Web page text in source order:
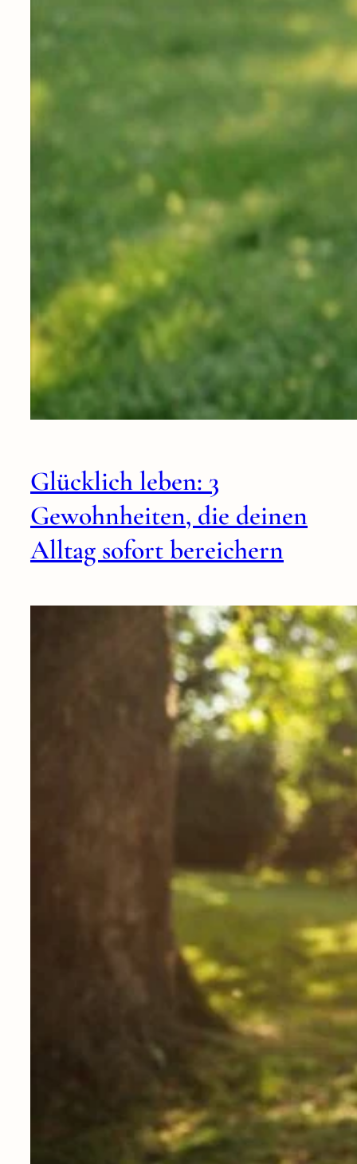
Glücklich leben: 3
Gewohnheiten, die deinen
Alltag sofort bereichern